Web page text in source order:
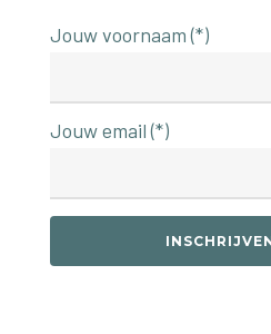
Jouw voornaam (*)
Jouw email (*)